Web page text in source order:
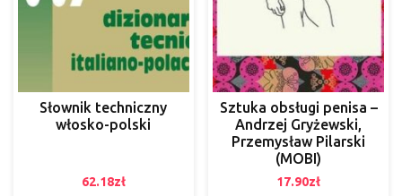
Słownik techniczny
włosko-polski
62.18zł
Sztuka obsługi penisa –
Andrzej Gryżewski,
Przemysław Pilarski
(MOBI)
17.90zł